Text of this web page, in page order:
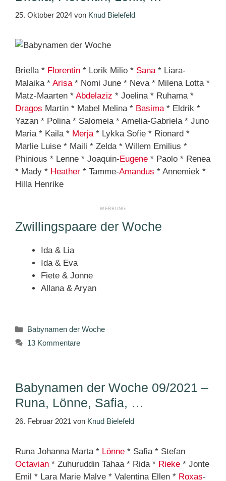
25. Oktober 2024 von Knud Bielefeld
Briella * Florentin * Lorik Milio * Sana* Liara-
Malaika * Arisa* Nomi June * Neva * Milena Lotta *
Matz-Maarten * Abdelaziz * Joelina * Ruhama *
Dragos Martin * Mabel Melina * Basima* Eldrik *
Yazan * Polina * Salomeia * Amelia-Gabriela * Juno
Maria * Kaila * Merja* Lykka Sofie * Rionard *
Marlie Luise * Maili * Zelda * Willem Emilius *
Phinious * Lenne * Joaquin-Eugene * Paolo * Renea
* Mady * Heather * Tamme-Amandus * Annemiek *
Hilla Henrike
Zwillingspaare der Woche
Ida & Lia
Ida & Eva
Fiete & Jonne
Allana & Aryan
Kategorien
Babynamen der Woche
13 Kommentare
Babynamen der Woche 09/2021 –
Runa, Lönne, Safia, …
26. Februar 2021 von Knud Bielefeld
Runa Johanna Marta * Lönne * Safia * Stefan
Octavian * Zuhuruddin Tahaa * Rida * Rieke * Jonte
Emil * Lara Marie Malve * Valentina Ellen * Roxas-